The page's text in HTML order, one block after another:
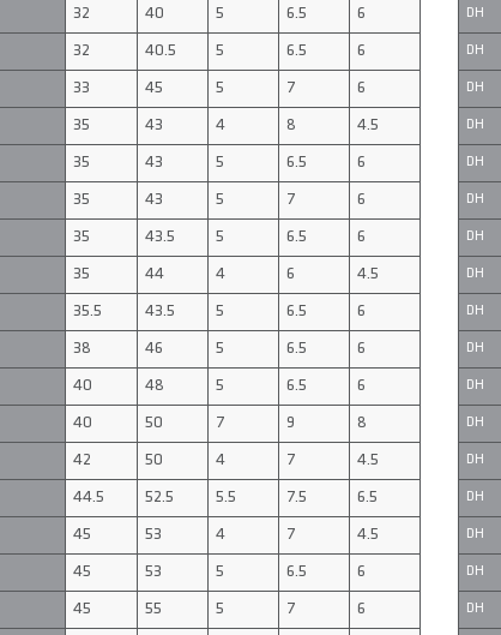
32 40 5 6.5 6
32 40.5 5 6.5 6
33 45 5 7 6
35 43 4 8 4.5
35 43 5 6.5 6
35 43 5 7 6
35 43.5 5 6.5 6
35 44 4 6 4.5
35.5 43.5 5 6.5 6
38 46 5 6.5 6
40 48 5 6.5 6
40 50 7 9 8
42 50 4 7 4.5
44.5 52.5 5.5 7.5 6.5
45 53 4 7 4.5
45 53 5 6.5 6
45 55 5 7 6
DH
DH
DH
DH
DH
DH
DH
DH
DH
DH
DH
DH
DH
DH
DH
DH
DH